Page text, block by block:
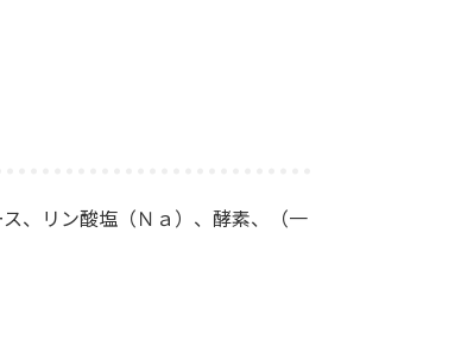
、リン酸塩（Ｎａ）、酵素、（一